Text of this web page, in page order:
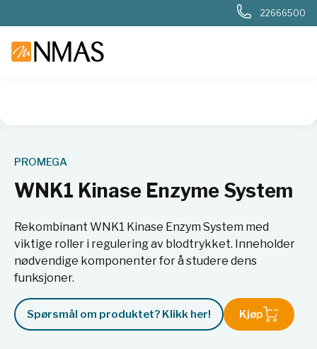
22666500
PROMEGA
WNK1 Kinase Enzyme System
Rekombinant WNK1 Kinase Enzym System med
viktige roller i regulering av blodtrykket. Inneholder
nødvendige komponenter for å studere dens
funksjoner.
Spørsmål om produktet? Klikk her! Kjøp